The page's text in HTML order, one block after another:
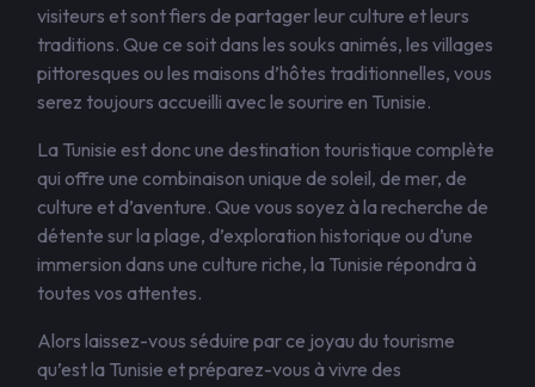
visiteurs et sont fiers de partager leur culture et leurs
traditions. Que ce soit dans les souks animés, les villages
pittoresques ou les maisons d’hôtes traditionnelles, vous
serez toujours accueilli avec le sourire en Tunisie.
La Tunisie est donc une destination touristique complète
qui offre une combinaison unique de soleil, de mer, de
culture et d’aventure. Que vous soyez à la recherche de
détente sur la plage, d’exploration historique ou d’une
immersion dans une culture riche, la Tunisie répondra à
toutes vos attentes.
Alors laissez-vous séduire par ce joyau du tourisme
qu’est la Tunisie et préparez-vous à vivre des